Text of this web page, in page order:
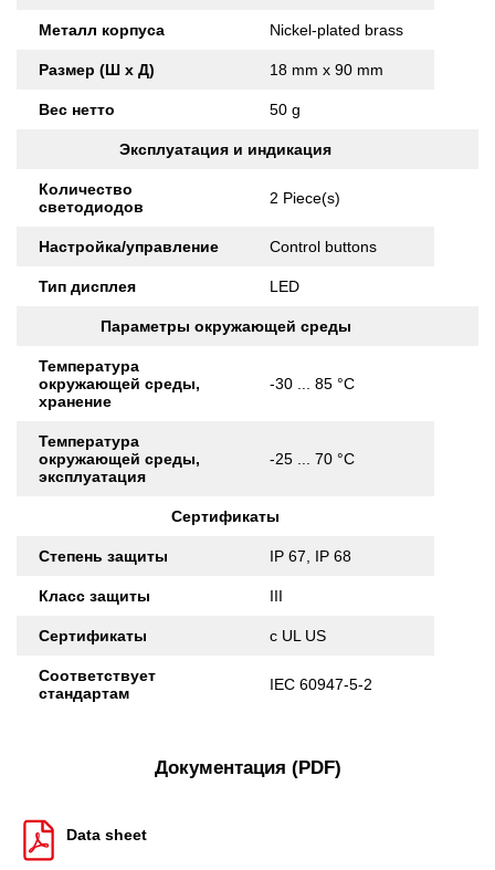
Металл корпуса Nickel-plated brass
Размер (Ш x Д) 18 mm x 90 mm
Вес нетто 50 g
Эксплуатация и индикация
Количество
светодиодов
2 Piece(s)
Настройка/управление Control buttons
Тип дисплея LED
Параметры окружающей среды
Температура
окружающей среды,
хранение
-30 ... 85 °C
Температура
окружающей среды,
эксплуатация
-25 ... 70 °C
Сертификаты
Степень защиты IP 67, IP 68
Класс защиты III
Сертификаты c UL US
Соответствует
стандартам
IEC 60947-5-2
Документация (PDF)
Data sheet